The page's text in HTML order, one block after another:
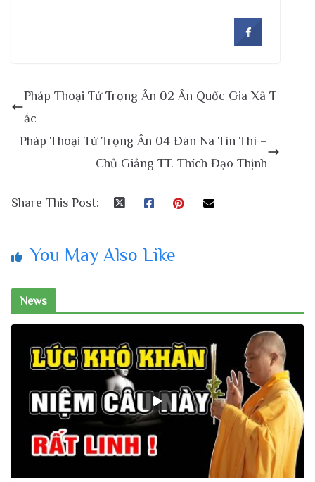
Pháp Thoại Tứ Trọng Ân 02 Ân Quốc Gia Xã T
ắc
Pháp Thoại Tứ Trọng Ân 04 Đàn Na Tín Thí –
Chủ Giảng TT. Thích Đạo Thịnh
Share This Post:
You May Also Like
News